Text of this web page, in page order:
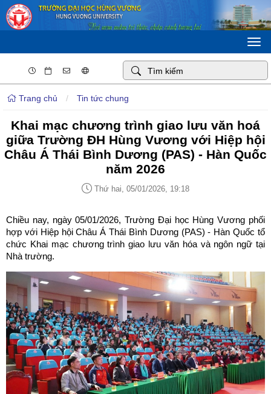
Trang chủ / Tin tức chung
Khai mạc chương trình giao lưu văn hoá
giữa Trường ĐH Hùng Vương với Hiệp hội
Châu Á Thái Bình Dương (PAS) - Hàn Quốc
năm 2026
Thứ hai, 05/01/2026, 19:18
Chiều nay, ngày 05/01/2026, Trường Đại học Hùng Vương phối
hợp với Hiệp hội Châu Á Thái Bình Dương (PAS) - Hàn Quốc tổ
chức Khai mạc chương trình giao lưu văn hóa và ngôn ngữ tại
Nhà trường.